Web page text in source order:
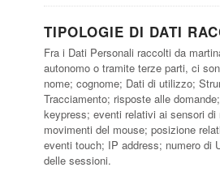
TIPOLOGIE DI DATI
Fra i Dati Personali raccolti da
autonomo o tramite terze parti, ci
nome; cognome; Dati di utilizzo;
Tracciamento; risposte alle
keypress; eventi relativi ai sensori di
movimenti del mouse; posizione
eventi touch; IP address; numero di
delle sessioni.